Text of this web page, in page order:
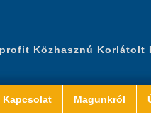
Közhasznú Korlátolt
Kapcsolat Magunkról